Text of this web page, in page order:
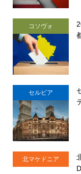
コソヴォ
セルビア
北マケドニア